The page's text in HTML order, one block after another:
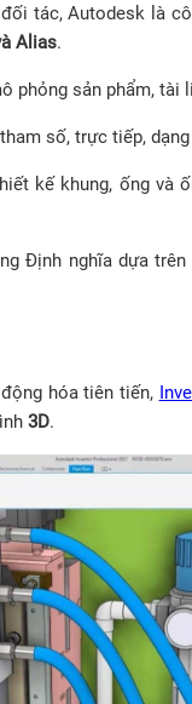
tác, Autodesk là
Alias.
phỏng sản phẩm,
số, trực tiếp,
kế khung, ống và
Định nghĩa dựa
hóa tiên tiến,
3D.